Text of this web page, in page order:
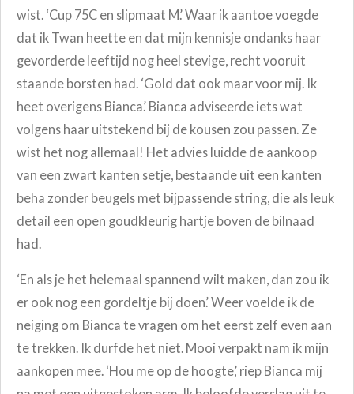
wist. ‘Cup 75C en slipmaat M.’ Waar ik aantoe voegde
dat ik Twan heette en dat mijn kennisje ondanks haar
gevorderde leeftijd nog heel stevige, recht vooruit
staande borsten had. ‘Gold dat ook maar voor mij. Ik
heet overigens Bianca.’ Bianca adviseerde iets wat
volgens haar uitstekend bij de kousen zou passen. Ze
wist het nog allemaal! Het advies luidde de aankoop
van een zwart kanten setje, bestaande uit een kanten
beha zonder beugels met bijpassende string, die als leuk
detail een open goudkleurig hartje boven de bilnaad
had.
‘En als je het helemaal spannend wilt maken, dan zou ik
er ook nog een gordeltje bij doen.’ Weer voelde ik de
neiging om Bianca te vragen om het eerst zelf even aan
te trekken. Ik durfde het niet. Mooi verpakt nam ik mijn
aankopen mee. ‘Hou me op de hoogte,’ riep Bianca mij